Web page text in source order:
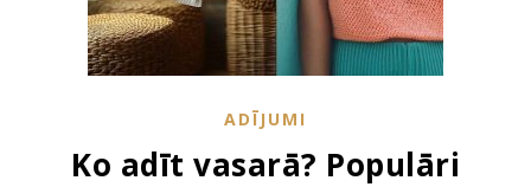
ADĪJUMI
Ko adīt vasarā? Populāri